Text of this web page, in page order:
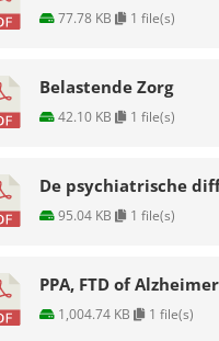
77.78 KB 1 file(s)
Belastende Zorg
42.10 KB 1 file(s)
De psychiatrische
95.04 KB 1 file(s)
PPA, FTD of Alzheimer
1,004.74 KB 1 file(s)